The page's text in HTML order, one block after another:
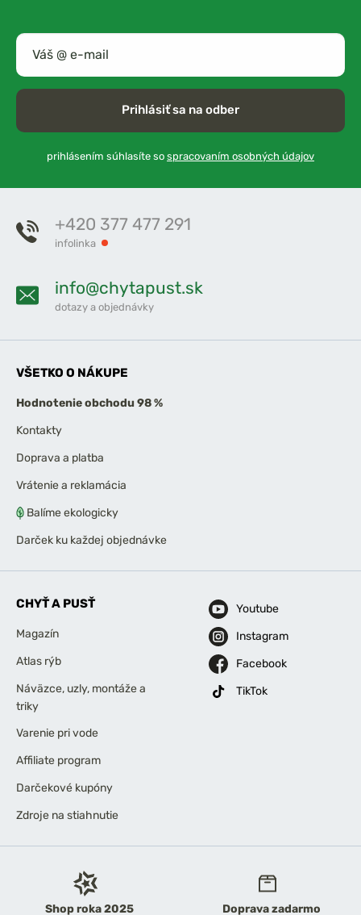
Prihlásiť sa na odber
prihlásením súhlasíte so spracovaním osobných údajov
Shop roka 2025 Doprava zadarmo
+420 377 477 291
infolinka
info@chytapust.sk
dotazy a objednávky
VŠETKO O NÁKUPE
Hodnotenie obchodu 98 %
Kontakty
Doprava a platba
Vrátenie a reklamácia
Balíme ekologicky
Darček ku každej objednávke
CHYŤ A PUSŤ
Magazín
Atlas rýb
Náväzce, uzly, montáže a
triky
Varenie pri vode
Affiliate program
Darčekové kupóny
Zdroje na stiahnutie
Youtube
Instagram
Facebook
TikTok